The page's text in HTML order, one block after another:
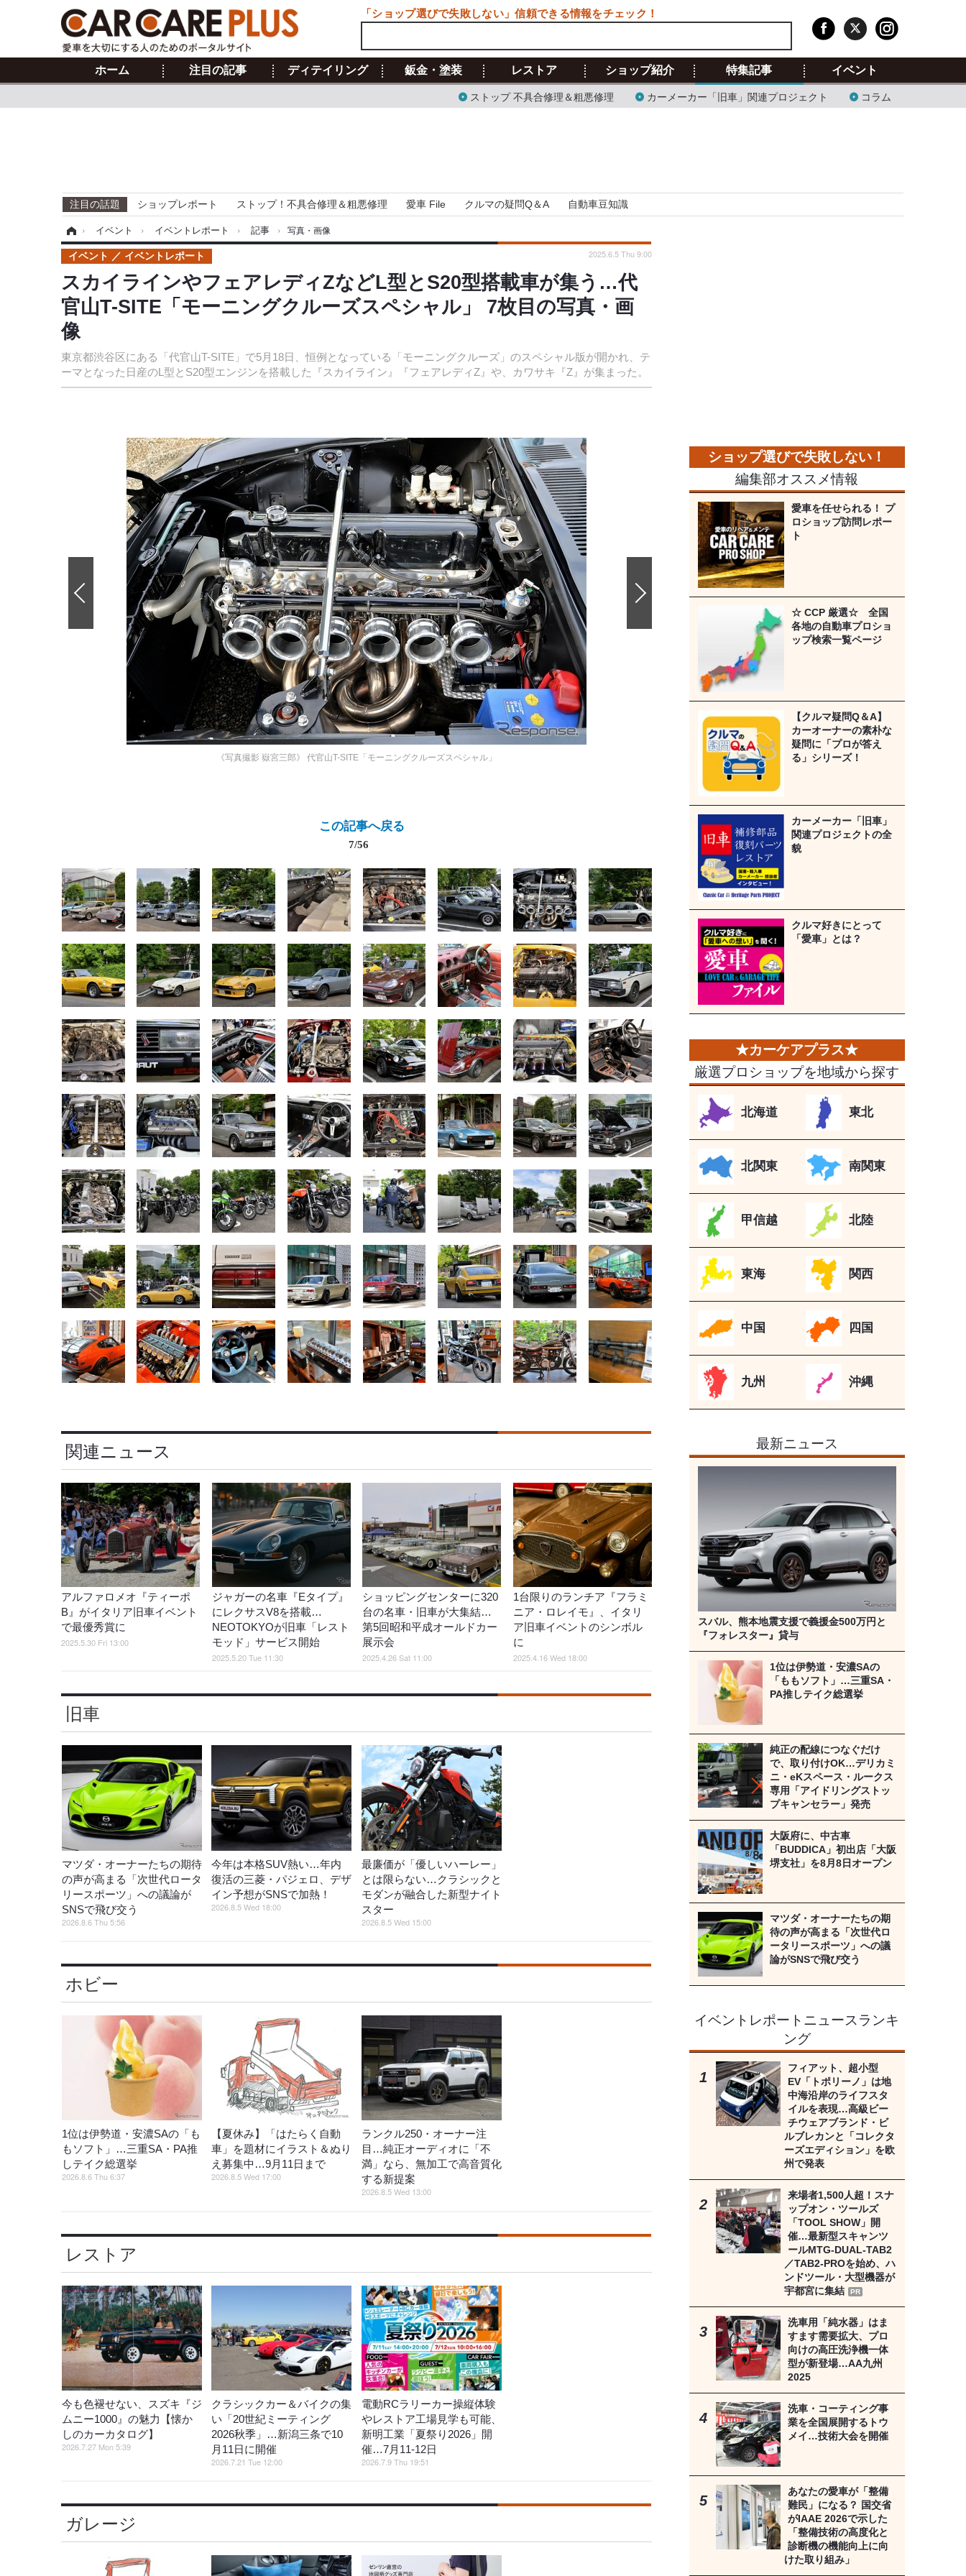
ホーム 注目の記事 ディテイリング 鈑金・塗装 レストア ショップ紹介 特集記事
ストップ 不具合修理＆粗悪修理 カーメーカー「旧車」関連プロジェクト コラム
イベント
注目の話題 ショップレポート ストップ！不具合修理＆粗悪修理 愛車 File クルマの疑問Q＆A 自動車豆知識
› イベント › イベントレポート › 記事 › 写真・画像
スカイラインやフェアレディZなどL型とS20型搭載車が集う…代
官山T-SITE「モーニングクルーズスペシャル」 7枚目の写真・画
像
東京都渋谷区にある「代官山T-SITE」で5月18日、恒例となっている「モーニングクルーズ」のスペシャル版が開かれ、テ
ーマとなった日産のL型とS20型エンジンを搭載した『スカイライン』『フェアレディZ』や、カワサキ『Z』が集まった。
イベント イベントレポート 2025.6.5 Thu 9:00
《写真撮影 嶽宮三郎》 代官山T-SITE「モーニングクルーズスペシャル」
この記事へ戻る
7/56
関連ニュース
アルファロメオ『ティーポ
B』がイタリア旧車イベント
で最優秀賞に
2025.5.30 Fri 13:00
ジャガーの名車『Eタイプ』
にレクサスV8を搭載…
NEOTOKYOが旧車「レスト
モッド」サービス開始
2025.5.20 Tue 11:30
ショッピングセンターに320
台の名車・旧車が大集結…
第5回昭和平成オールドカー
展示会
2025.4.26 Sat 11:00
1台限りのランチア『フラミ
ニア・ロレイモ』、イタリ
ア旧車イベントのシンボル
に
2025.4.16 Wed 18:00
旧車
マツダ・オーナーたちの期待
の声が高まる「次世代ロータ
リースポーツ」への議論が
SNSで飛び交う
2026.8.6 Thu 5:56
今年は本格SUV熱い…年内
復活の三菱・パジェロ、デザ
イン予想がSNSで加熱！
2026.8.5 Wed 18:00
最廉価が「優しいハーレー」
とは限らない…クラシックと
モダンが融合した新型ナイト
スター
2026.8.5 Wed 15:00
ホビー
1位は伊勢道・安濃SAの「も
もソフト」…三重SA・PA推
しテイク総選挙
2026.8.6 Thu 6:37
【夏休み】「はたらく自動
車」を題材にイラスト＆ぬり
え募集中…9月11日まで
2026.8.5 Wed 17:00
ランクル250・オーナー注
目…純正オーディオに「不
満」なら、無加工で高音質化
する新提案
2026.8.5 Wed 13:00
レストア
今も色褪せない、スズキ『ジ
ムニー1000』の魅力【懐か
しのカーカタログ】
2026.7.27 Mon 5:39
クラシックカー＆バイクの集
い「20世紀ミーティング
2026秋季」…新潟三条で10
月11日に開催
2026.7.21 Tue 12:00
電動RCラリーカー操縦体験
やレストア工場見学も可能、
新明工業「夏祭り2026」開
催…7月11‐12日
2026.7.9 Thu 19:51
ガレージ
編集部オススメ情報
愛車を任せられる！ プ
ロショップ訪問レポー
ト
☆ CCP 厳選☆ 全国
各地の自動車プロショ
ップ検索一覧ページ
【クルマ疑問Q＆A】
カーオーナーの素朴な
疑問に「プロが答え
る」シリーズ！
カーメーカー「旧車」
関連プロジェクトの全
貌
クルマ好きにとって
「愛車」とは？
厳選プロショップを地域から探す
北海道 東北
北関東 南関東
甲信越 北陸
東海 関西
中国 四国
九州 沖縄
最新ニュース
スバル、熊本地震支援で義援金500万円と
『フォレスター』貸与
1位は伊勢道・安濃SAの
「ももソフト」…三重SA・
PA推しテイク総選挙
純正の配線につなぐだけ
で、取り付けOK…デリカミ
ニ・eKスペース・ルークス
専用「アイドリングストッ
プキャンセラー」発売
大阪府に、中古車
「BUDDICA」初出店「大阪
堺支社」を8月8日オープン
マツダ・オーナーたちの期
待の声が高まる「次世代ロ
ータリースポーツ」への議
論がSNSで飛び交う
イベントレポートニュースランキ
ング
フィアット、超小型
EV「トポリーノ」は地
中海沿岸のライフスタ
イルを表現…高級ビー
チウェアブランド・ビ
ルブレカンと「コレクタ
ーズエディション」を欧
州で発表
来場者1,500人超！スナ
ップオン・ツールズ
「TOOL SHOW」開
催…最新型スキャンツ
ールMTG-DUAL-TAB2
／TAB2-PROを始め、ハ
ンドツール・大型機器が
宇都宮に集結
PR
洗車用「純水器」はま
すます需要拡大、プロ
向けの高圧洗浄機一体
型が新登場…AA九州
2025
洗車・コーティング事
業を全国展開するトウ
メイ…技術大会を開催
あなたの愛車が「整備
難民」になる？ 国交省
がIAAE 2026で示した
「整備技術の高度化と
診断機の機能向上に向
けた取り組み」
「ショップ選びで失敗しない」信頼できる情報をチェック！